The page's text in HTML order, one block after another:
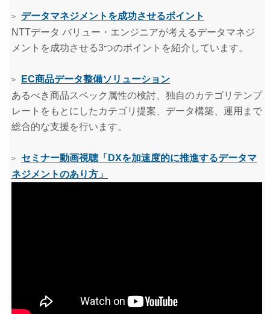
> データマネジメントを成功させるポイント
NTTデータ バリュー・エンジニアが考えるデータマネジ
メントを成功させる3つのポイントを紹介しています。
>
EC商品データ整備ソリューション
あるべき商品スペック属性の検討、独自のカテゴリテンプ
レートをもとにしたカテゴリ提案、データ構築、運用まで
総合的な支援を行います。
> セミナー動画視聴「DXを加速度的に推進するデータマ
ネジメントのあり方」